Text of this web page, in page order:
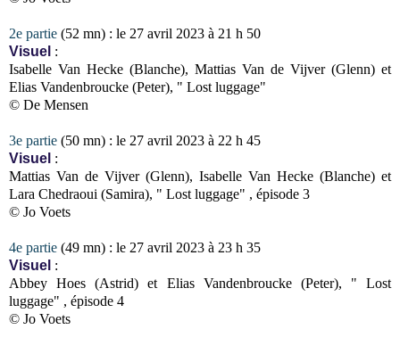
2e partie (52 mn) : le 27 avril 2023 à 21 h 50
Visuel :
Isabelle Van Hecke (Blanche), Mattias Van de Vijver (Glenn) et
Elias Vandenbroucke (Peter), " Lost luggage"
© De Mensen
3e partie (50 mn) : le 27 avril 2023 à 22 h 45
Visuel :
Mattias Van de Vijver (Glenn), Isabelle Van Hecke (Blanche) et
Lara Chedraoui (Samira), " Lost luggage" , épisode 3
© Jo Voets
4e partie (49 mn) : le 27 avril 2023 à 23 h 35
Visuel :
Abbey Hoes (Astrid) et Elias Vandenbroucke (Peter), " Lost
luggage" , épisode 4
© Jo Voets